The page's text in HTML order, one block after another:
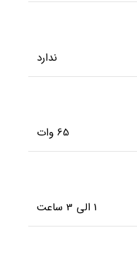
ندارد
65 وات
1 الی 3 ساعت